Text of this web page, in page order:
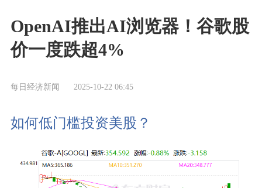
OpenAI推出AI浏览器！谷歌股
价一度跌超4%
每日经济新闻 2025-10-22 06:45
如何低门槛投资美股？